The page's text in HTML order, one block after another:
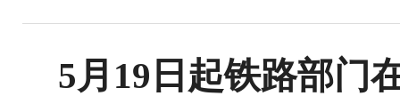
5月19日起铁路部门